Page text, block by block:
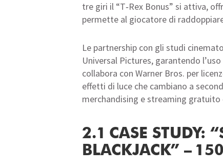
tre giri il “T‑Rex Bonus” si attiva,
permette al giocatore di
Le partnership con gli studi
Universal Pictures, garantendo
collabora con Warner Bros. per
effetti di luce che cambiano a
merchandising e streaming
2.1 CASE STUDY:
BLACKJACK” –